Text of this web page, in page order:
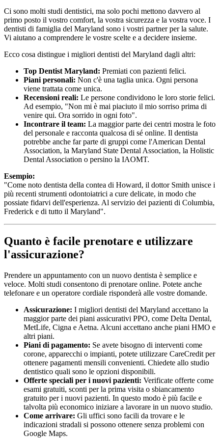
Ci sono molti studi dentistici, ma solo pochi mettono davvero al
primo posto il vostro comfort, la vostra sicurezza e la vostra voce. I
dentisti di famiglia del Maryland sono i vostri partner per la salute.
Vi aiutano a comprendere le vostre scelte e a decidere insieme.
Ecco cosa distingue i migliori dentisti del Maryland dagli altri:
Top Dentist Maryland: Premiati con pazienti felici.
Piani personali: Non c'è una taglia unica. Ogni persona
viene trattata come unica.
Recensioni reali: Le persone condividono le loro storie felici.
Ad esempio, "Non mi è mai piaciuto il mio sorriso prima di
venire qui. Ora sorrido in ogni foto".
Incontrare il team: La maggior parte dei centri mostra le foto
del personale e racconta qualcosa di sé online. Il dentista
potrebbe anche far parte di gruppi come l'American Dental
Association, la Maryland State Dental Association, la Holistic
Dental Association o persino la IAOMT.
Esempio:
"Come noto dentista della contea di Howard, il dottor Smith unisce i
più recenti strumenti odontoiatrici a cure delicate, in modo che
possiate fidarvi dell'esperienza. Al servizio dei pazienti di Columbia,
Frederick e di tutto il Maryland".
Quanto è facile prenotare e utilizzare
l'assicurazione?
Prendere un appuntamento con un nuovo dentista è semplice e
veloce. Molti studi consentono di prenotare online. Potete anche
telefonare e un operatore cordiale risponderà alle vostre domande.
Assicurazione: I migliori dentisti del Maryland accettano la
maggior parte dei piani assicurativi PPO, come Delta Dental,
MetLife, Cigna e Aetna. Alcuni accettano anche piani HMO e
altri piani.
Piani di pagamento: Se avete bisogno di interventi come
corone, apparecchi o impianti, potete utilizzare CareCredit per
ottenere pagamenti mensili convenienti. Chiedete allo studio
dentistico quali sono le opzioni disponibili.
Offerte speciali per i nuovi pazienti: Verificate offerte come
esami gratuiti, sconti per la prima visita o sbiancamento
gratuito per i nuovi pazienti. In questo modo è più facile e
talvolta più economico iniziare a lavorare in un nuovo studio.
Come arrivare: Gli uffici sono facili da trovare e le
indicazioni stradali si possono ottenere senza problemi con
Google Maps.